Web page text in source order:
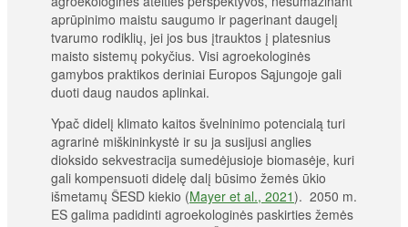
aprūpinimo maistu saugumo ir pagerinant daugelį
tvarumo rodiklių, jei jos bus įtrauktos į platesnius
maisto sistemų pokyčius. Visi agroekologinės
gamybos praktikos deriniai Europos Sąjungoje gali
duoti daug naudos aplinkai.
Ypač didelį klimato kaitos švelninimo potencialą turi
agrarinė miškininkystė ir su ja susijusi anglies
dioksido sekvestracija sumedėjusioje biomasėje, kuri
gali kompensuoti didelę dalį būsimo žemės ūkio
išmetamų ŠESD kiekio (Mayer et al., 2021). 2050 m.
ES galima padidinti agroekologinės paskirties žemės